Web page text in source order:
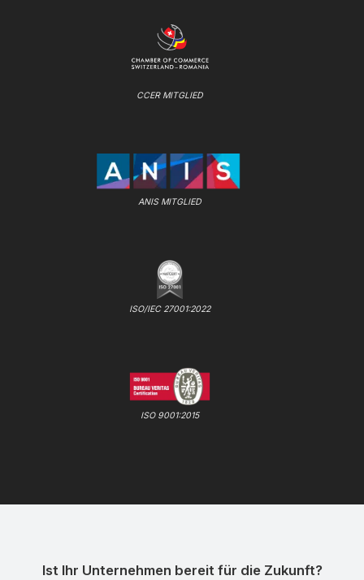
CCER MITGLIED
ANIS MITGLIED
ISO/IEC 27001:2022
ISO 9001:2015
Ist Ihr Unternehmen bereit für die Zukunft?